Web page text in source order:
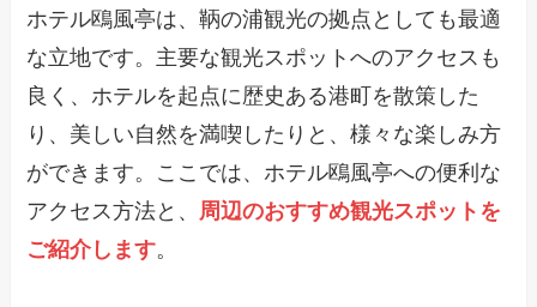
ホテル鴎風亭は、鞆の浦観光の拠点としても最適
な立地です。主要な観光スポットへのアクセスも
良く、ホテルを起点に歴史ある港町を散策した
り、美しい自然を満喫したりと、様々な楽しみ方
ができます。ここでは、ホテル鴎風亭への便利な
アクセス方法と、 周辺のおすすめ観光スポットを
ご紹介します。